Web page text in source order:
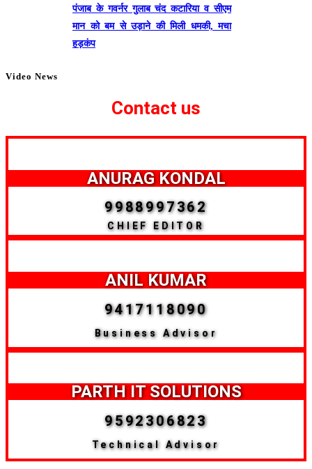
पंजाब के गवर्नर गुलाब चंद कटारिया व सीएम
मान को बम से उड़ाने की मिली धमकी, मचा
हड़कंप
Video News
Contact us
ANURAG KONDAL
9988997362
CHIEF EDITOR
ANIL KUMAR
9417118090
Business Advisor
PARTH IT SOLUTIONS
9592306823
Technical Advisor